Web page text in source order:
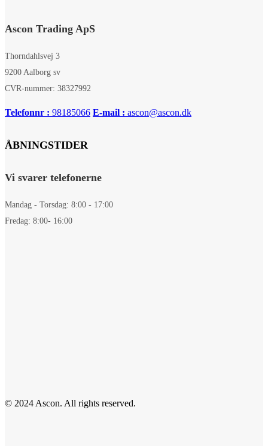
Ascon Trading ApS
Thorndahlsvej 3
9200 Aalborg sv
CVR-nummer: 38327992
Telefonnr : 98185066 E-mail : ascon@ascon.dk
ÅBNINGSTIDER
Vi svarer telefonerne
Mandag - Torsdag: 8:00 - 17:00
Fredag: 8:00- 16:00
© 2024 Ascon. All rights reserved.